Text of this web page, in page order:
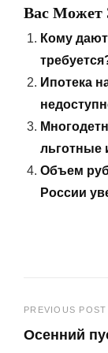
Вас Может
Кому дают
Ипотека
льготные
Объем
России
по
PREVIOUS POST
Осенний